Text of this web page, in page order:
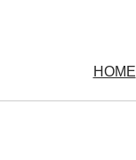
HOME